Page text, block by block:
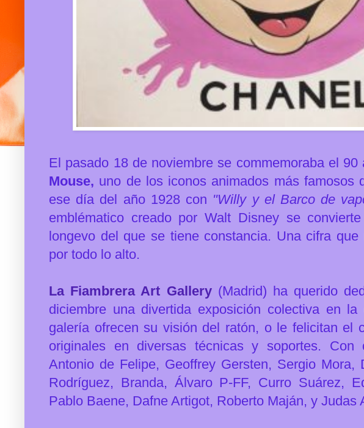
El pasado 18 de noviembre se commemoraba el 90
Mouse, uno de los iconos animados más famosos
ese día del año 1928 con "Willy y el Barco de
emblématico creado por Walt Disney se
longevo del que se tiene constancia. Una cifra que
por todo lo alto.
La Fiambrera Art Gallery (Madrid) ha querido
diciembre una divertida exposición colectiva en la
galería ofrecen su visión del ratón, o le felicitan el
originales en diversas técnicas y soportes. Con
Antonio de Felipe, Geoffrey Gersten, Sergio Mora,
Rodríguez, Branda, Álvaro P-FF, Curro Suárez,
Pablo Baene, Dafne Artigot, Roberto Maján, y Judas